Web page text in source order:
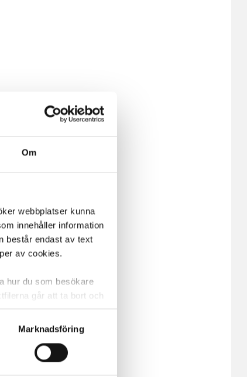
Om
webbplatser kunna
innehåller information
består endast av text
av cookies.
hur du som besökare
går att ta bort och
nummer utan
besöker sidan delar
Marknadsföring